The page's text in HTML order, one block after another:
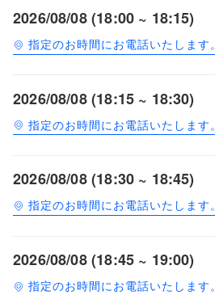
2026/08/08 (18:00 ~ 18:15)
指定のお時間にお電話いたします。
2026/08/08 (18:15 ~ 18:30)
指定のお時間にお電話いたします。
2026/08/08 (18:30 ~ 18:45)
指定のお時間にお電話いたします。
2026/08/08 (18:45 ~ 19:00)
指定のお時間にお電話いたします。